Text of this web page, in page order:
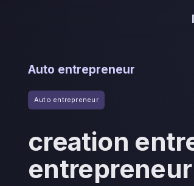
Auto entrepreneur
Auto entrepreneur
creation